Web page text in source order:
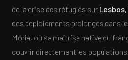
de la crise des réfugiés sur
des déploiements prolongés dans
Moria, où sa maîtrise native du
couvrir directement les populations